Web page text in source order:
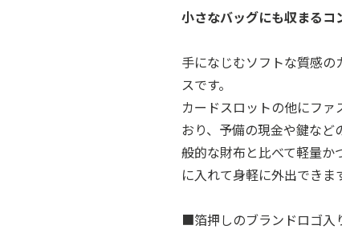
小さなバッグにも収まるコ
手になじむソフトな質感
スです。
カードスロットの他にフ
おり、予備の現金や鍵な
般的な財布と比べて軽量
に入れて身軽に外出できま
■箔押しのブランドロゴ入